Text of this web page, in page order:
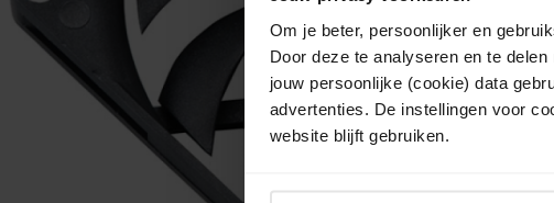
Om je beter, persoonlijker en
Door deze te analyseren en te
jouw persoonlijke (cookie) data
advertenties. De instellingen voor
website blijft gebruiken.